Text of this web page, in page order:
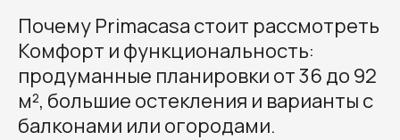
Почему Primacasa стоит рассмотреть
Комфорт и функциональность:
продуманные планировки от 36 до 92
м², большие остекления и варианты с
балконами или огородами.